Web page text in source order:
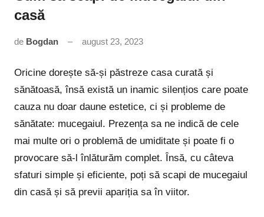
casă
de Bogdan august 23, 2023
Oricine dorește să-și păstreze casa curată și
sănătoasă, însă există un inamic silențios care poate
cauza nu doar daune estetice, ci și probleme de
sănătate: mucegaiul. Prezența sa ne indică de cele
mai multe ori o problemă de umiditate și poate fi o
provocare să-l înlăturăm complet. Însă, cu câteva
sfaturi simple și eficiente, poți să scapi de mucegaiul
din casă și să previi apariția sa în viitor.